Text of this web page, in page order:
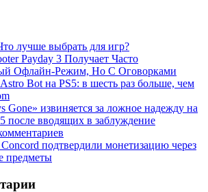
лучше выбрать для игр?
Payday 3 Получает Часто
Офлайн-Режим, Но С Оговорками
Bot на PS5: в шесть раз больше, чем
Gone» извиняется за ложное надежду на
после вводящих в заблуждение
подтвердили монетизацию через
предметы